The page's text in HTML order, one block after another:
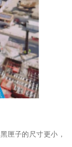
匣子的尺寸更小，